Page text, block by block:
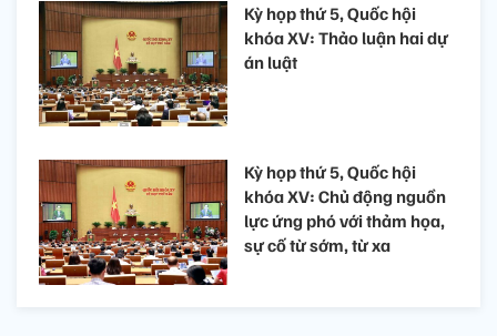
Kỳ họp thứ 5, Quốc hội
khóa XV: Thảo luận hai dự
án luật
Kỳ họp thứ 5, Quốc hội
khóa XV: Chủ động nguồn
lực ứng phó với thảm họa,
sự cố từ sớm, từ xa